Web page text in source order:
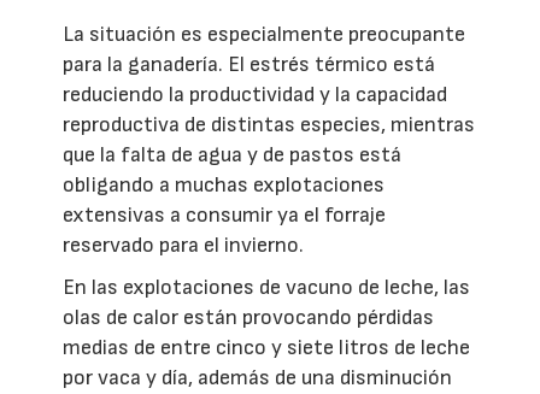
La situación es especialmente preocupante
para la ganadería. El estrés térmico está
reduciendo la productividad y la capacidad
reproductiva de distintas especies, mientras
que la falta de agua y de pastos está
obligando a muchas explotaciones
extensivas a consumir ya el forraje
reservado para el invierno.
En las explotaciones de vacuno de leche, las
olas de calor están provocando pérdidas
medias de entre cinco y siete litros de leche
por vaca y día, además de una disminución